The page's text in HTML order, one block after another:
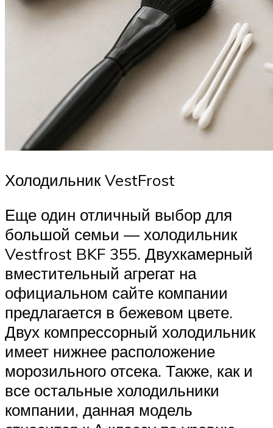
Холодильник VestFrost
Еще один отличный выбор для
большой семьи — холодильник
Vestfrost BKF 355. Двухкамерный
вместительный агрегат на
официальном сайте компании
предлагается в бежевом цвете.
Двух компрессорный холодильник
имеет нижнее расположение
морозильного отсека. Также, как и
все остальные холодильники
компании, данная модель